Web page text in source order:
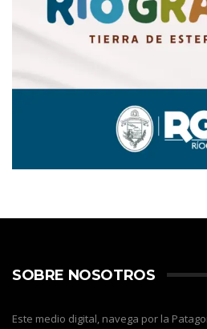
SOBRE NOSOTROS
Este medio digital, navega por la